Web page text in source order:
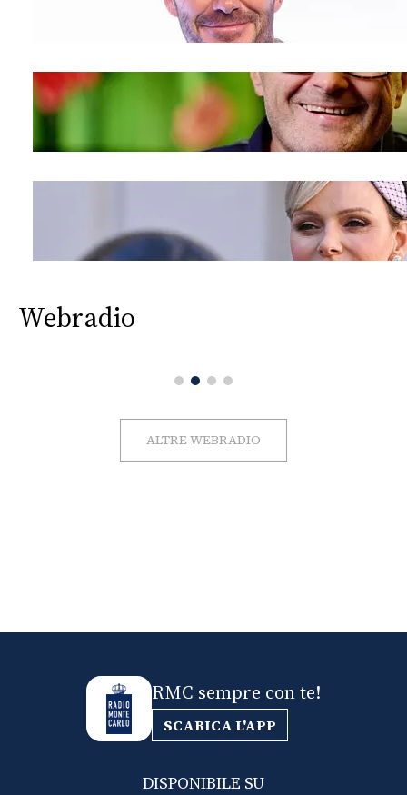
Webradio
ALTRE WEBRADIO
RMC sempre con te!
SCARICA L'APP
DISPONIBILE SU